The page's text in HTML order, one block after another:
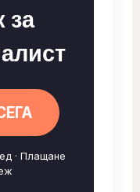
за
· Плащане